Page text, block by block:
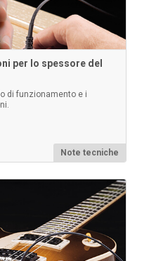
di più
UTG viene spedito
a ultrasuoni. Sono
(venduti in confezioni
per lo spessore del
di funzionamento e i
Note tecniche